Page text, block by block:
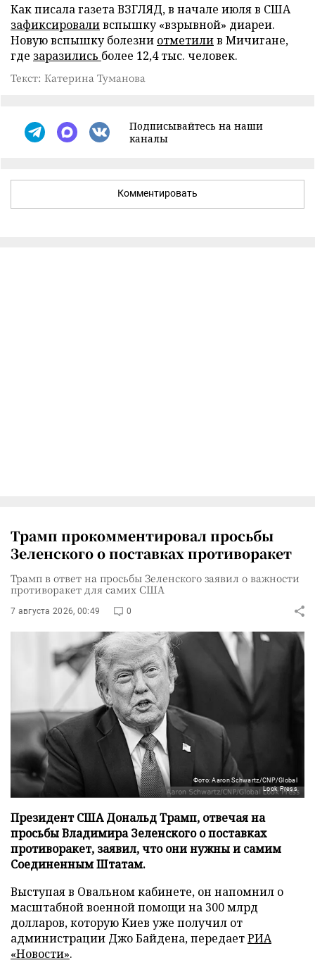
Как писала газета ВЗГЛЯД, в начале июля в США
зафиксироваливспышку «взрывной» диареи.
Новую вспышку болезни отметилив Мичигане,
где заразились более 12,4 тыс. человек.
Текст: Катерина Туманова
Подписывайтесь на наши
каналы
Комментировать
Трамп прокомментировал просьбы
Зеленского о поставках противоракет
Трамп в ответ на просьбы Зеленского заявил о важности
противоракет для самих США
7 августа 2026, 00:49 0
Фото: Aaron Schwartz/CNP/Global
Look Press
Президент США Дональд Трамп, отвечая на
просьбы Владимира Зеленского о поставках
противоракет, заявил, что они нужны и самим
Соединенным Штатам.
Выступая в Овальном кабинете, он напомнил о
масштабной военной помощи на 300 млрд
долларов, которую Киев уже получил от
администрации Джо Байдена, передаетРИА
«Новости».